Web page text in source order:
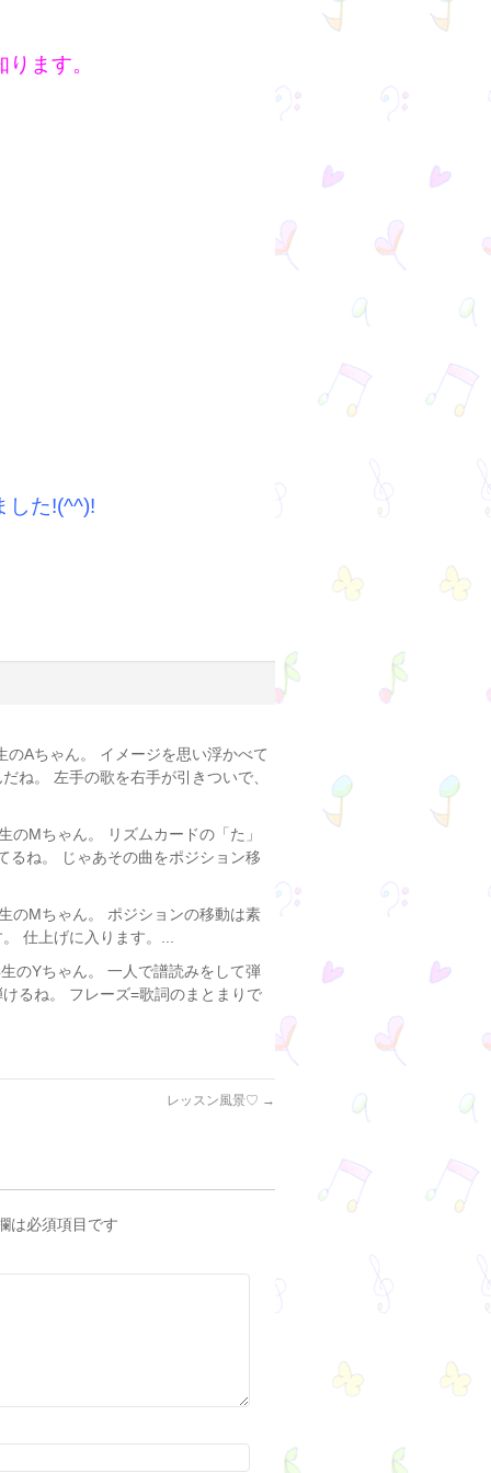
ます。
した!(^^)!
Aちゃん。 イメージを思い浮かべて
ね。 左手の歌を右手が引きついで、
Mちゃん。 リズムカードの「た」
るね。 じゃあその曲をポジション移
のMちゃん。 ポジションの移動は素
仕上げに入ります。...
のYちゃん。 一人で譜読みをして弾
るね。 フレーズ=歌詞のまとまりで
レッスン風景♡ →
は必須項目です